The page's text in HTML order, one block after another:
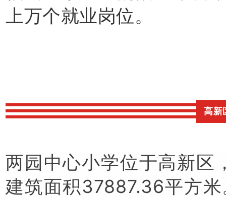
上万个就业岗位。
高新
两园中心小学位于高新区
建筑面积37887.36平方